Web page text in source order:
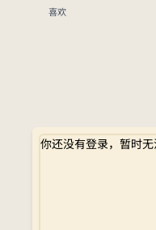
喜欢
你还没有登录，暂时